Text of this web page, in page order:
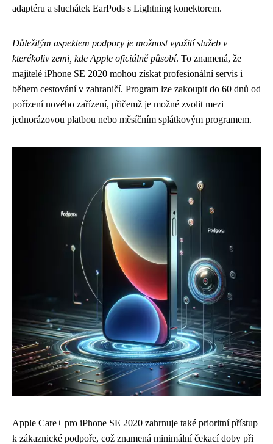
adaptéru a sluchátek EarPods s Lightning konektorem.
Důležitým aspektem podpory je možnost využití služeb v
kterékoliv zemi, kde Apple oficiálně působí. To znamená, že
majitelé iPhone SE 2020 mohou získat profesionální servis i
během cestování v zahraničí. Program lze zakoupit do 60 dnů od
pořízení nového zařízení, přičemž je možné zvolit mezi
jednorázovou platbou nebo měsíčním splátkovým programem.
Apple Care+ pro iPhone SE 2020 zahrnuje také prioritní přístup
k zákaznické podpoře, což znamená minimální čekací doby při